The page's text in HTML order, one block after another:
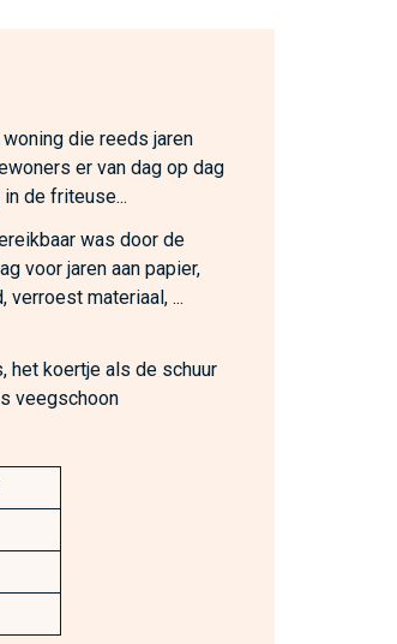
die reeds jaren
er van dag op dag
de friteuse...
was door de
voor jaren aan papier,
verroest materiaal, ...
het koertje als de schuur
veegschoon